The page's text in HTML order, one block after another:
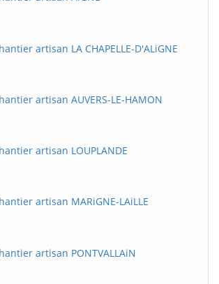
artisan LA CHAPELLE-D'ALiGNE
artisan AUVERS-LE-HAMON
artisan LOUPLANDE
artisan MARiGNE-LAiLLE
artisan PONTVALLAiN